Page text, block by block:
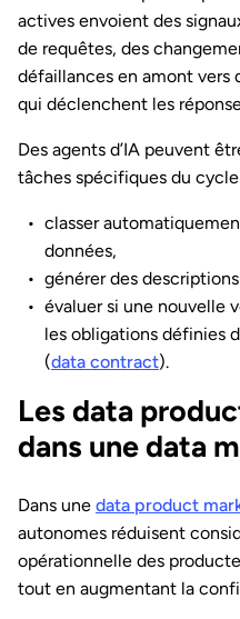
actives envoient des
de requêtes, des
défaillances en amont vers
qui déclenchent les
Des agents d’IA peuvent
tâches spécifiques du
classer
données,
générer des
évaluer si une nouvelle
les obligations définies
(data contract).
Les data
dans une data
Dans une data product
autonomes réduisent
opérationnelle des
tout en augmentant la